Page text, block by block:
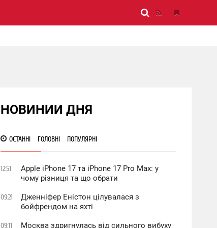
НОВИНИИ ДНЯ
ОСТАННІ ГОЛОВНІ ПОПУЛЯРНІ
12:51
Apple iPhone 17 та iPhone 17 Pro Max: у
чому різниця та що обрати
09:21
Дженніфер Еністон цілувалася з
бойфрендом на яхті
09:11 Москва здригнулась від сильного вибуху